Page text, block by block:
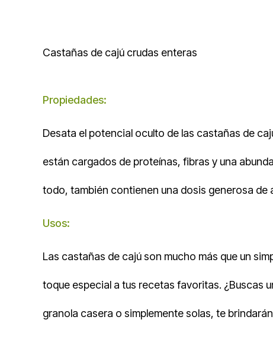
Castañas de cajú crudas enteras
Propiedades:
Desata el potencial oculto de las castañas de
están cargados de proteínas, fibras y una
todo, también contienen una dosis generosa de
Usos:
Las castañas de cajú son mucho más que un
toque especial a tus recetas favoritas. ¿Buscas
granola casera o simplemente solas, te